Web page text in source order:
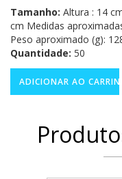
Tamanho: Altura : 14
cm Medidas
Peso aproximado (g):
Quantidade: 50